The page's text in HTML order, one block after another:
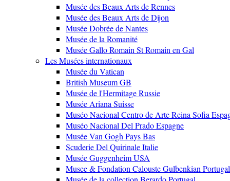
Musée des Beaux Arts de Rennes
Musée des Beaux Arts de Dijon
Musée Dobrée de Nantes
Musée de la Romanité
Musée Gallo Romain St Romain en Gal
Les Musées internationaux
Musée du Vatican
British Museum GB
Musée de l'Hermitage Russie
Musée Ariana Suisse
Muséo Nacional Centro de Arte Reina Sofia
Muséo Nacional Del Prado Espagne
Musée Van Gogh Pays Bas
Scuderie Del Quirinale Italie
Musée Guggenheim USA
Musee & Fondation Calouste Gulbenkian Portugal